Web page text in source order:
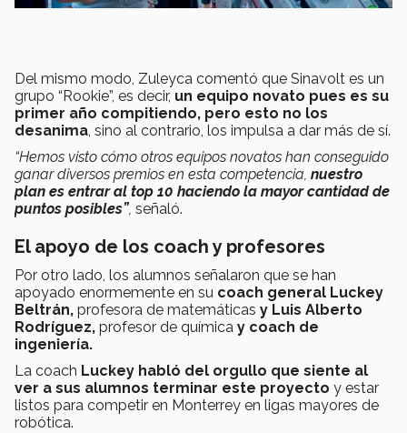
Del mismo modo, Zuleyca comentó que Sinavolt es un
grupo “Rookie”, es decir, un equipo novato pues es su
primer año compitiendo, pero esto no los
desanima, sino al contrario, los impulsa a dar más de sí.
“Hemos visto cómo otros equipos novatos han conseguido
ganar diversos premios en esta competencia, nuestro
plan es entrar al top 10 haciendo la mayor cantidad de
puntos posibles”, señaló.
El apoyo de los coach y profesores
Por otro lado, los alumnos señalaron que se han
apoyado enormemente en su coach general Luckey
Beltrán, profesora de matemáticas y Luis Alberto
Rodríguez, profesor de química y coach de
ingeniería.
La coach Luckey habló del orgullo que siente al
ver a sus alumnos terminar este proyecto y estar
listos para competir en Monterrey en ligas mayores de
robótica.